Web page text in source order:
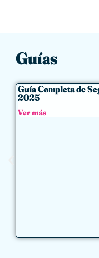
Guías
Guía Completa de
2025
Ver más